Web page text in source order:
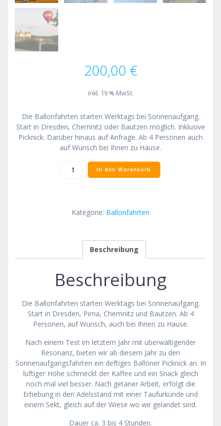
200,00 €
inkl. 19 % MwSt.
Die Ballonfahrten starten Werktags bei Sonnenaufgang.
Start in Dresden, Chemnitz oder Bautzen möglich. Inklusive
Picknick. Darüber hinaus auf Anfrage. Ab 4 Personen auch
auf Wunsch bei Ihnen zu Hause.
Ballonfahrt
Picknick
In den Warenkorb
Kategorie: Ballonfahrten
Beschreibung
Beschreibung
Die Ballonfahrten starten Werktags bei Sonnenaufgang.
Start in Dresden, Pirna, Chemnitz und Bautzen. Ab 4
Personen, auf Wunsch, auch bei Ihnen zu Hause.
Nach einem Test im letztem Jahr mit überwältigender
Resonanz, bieten wir ab diesem Jahr zu den
Sonnenaufgangsfahrten ein deftiges Ballöner Picknick an. In
luftiger Höhe schmeckt der Kaffee und ein Snack gleich
noch mal viel besser. Nach getaner Arbeit, erfolgt die
Erhebung in den Adelsstand mit einer Taufurkunde und
einem Sekt, gleich auf der Wiese wo wir gelandet sind.
Dauer ca. 3 bis 4 Stunden.